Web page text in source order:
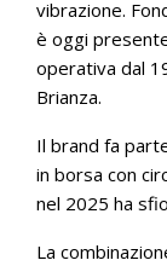
vibrazione.
è oggi
operativa dal
Brianza.
Il brand fa
in borsa con
nel 2025 ha
La